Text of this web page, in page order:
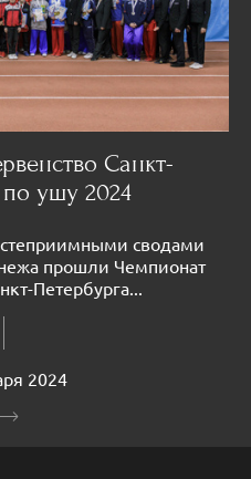
Санкт-
ушу 2024
сводами
прошли Чемпионат
Петербурга...
2024